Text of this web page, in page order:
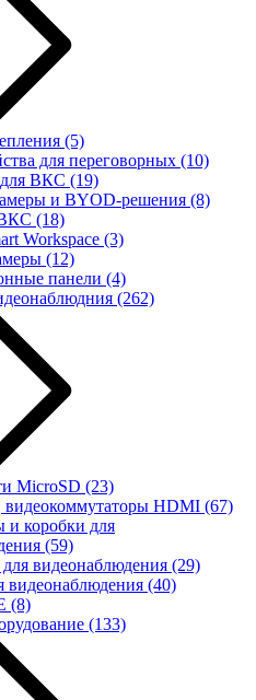
(5)
для переговорных (10)
для ВКС (19)
и BYOD-решения (8)
(18)
Workspace (3)
(12)
панели (4)
(262)
MicroSD (23)
видеокоммутаторы HDMI (67)
коробки для
(59)
видеонаблюдения (29)
видеонаблюдения (40)
(8)
(133)